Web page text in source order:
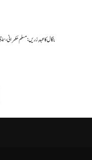
بنگال کا عہدِ زریں: مسلم حکمرانی،